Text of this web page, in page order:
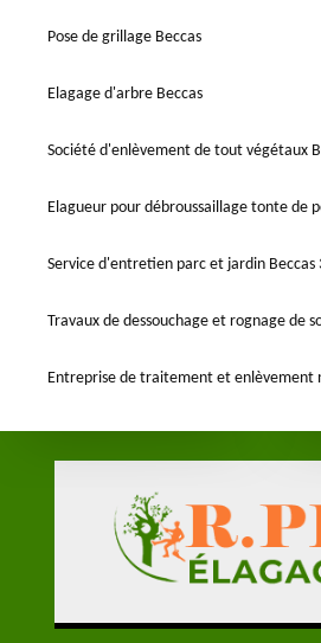
Pose de grillage Beccas
Elagage d'arbre Beccas
Société d'enlèvement de tout végétaux
Elagueur pour débroussaillage tonte de
Service d'entretien parc et jardin Beccas
Travaux de dessouchage et rognage de
Entreprise de traitement et enlèvement